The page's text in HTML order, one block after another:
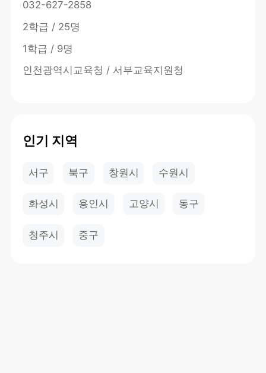
032-627-2858
2학급 / 25명
1학급 / 9명
인천광역시교육청 / 서부교육지원청
인기 지역
서구 북구 창원시 수원시
화성시 용인시 고양시 동구
청주시 중구